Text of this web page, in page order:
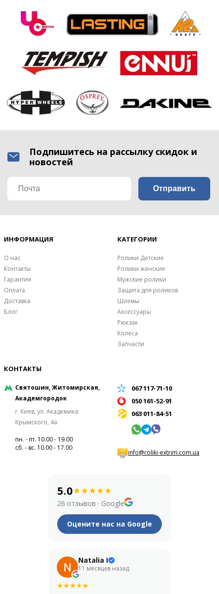
Подпишитесь на рассылку скидок и
новостей
ИНФОРМАЦИЯ
О нас
Контакты
Гарантия
Оплата
Доставка
Блог
КАТЕГОРИИ
Ролики Детские
Ролики женские
Мужские ролики
Защита для роликов
Шлемы
Аксессуары
Рюкзак
Колеса
Запчасти
КОНТАКТЫ
Святошин, Житомирская,
Академгородок
г. Киев, ул. Академика
Крымского, 4а
пн. - пт. 10.00 - 19.00
сб. - вс. 10.00 - 17.00
067 117-71-10
050 161-52-91
063 011-84-51
info@roliki-extrim.com.ua
5.0★★★★★
26 отзывов · Google
Оцените нас на Google
Natalia I
11 месяцев назад
★★★★★